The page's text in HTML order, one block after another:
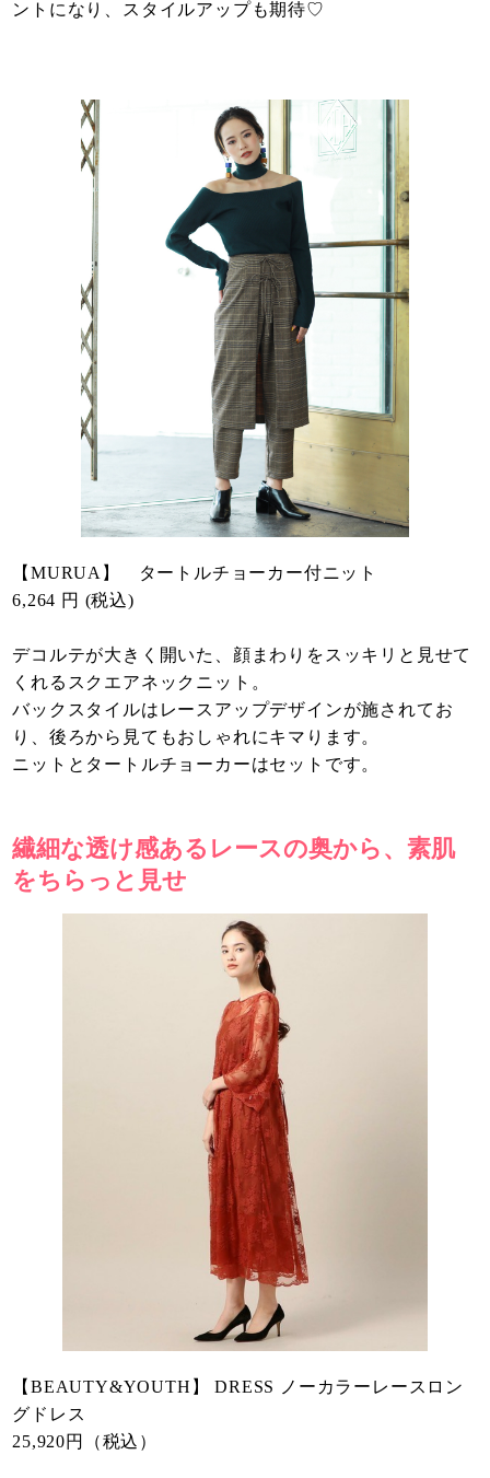
ントになり、スタイルアップも期待♡
【MURUA】 タートルチョーカー付ニット
6,264 円 (税込)
デコルテが大きく開いた、顔まわりをスッキリと見せて
くれるスクエアネックニット。
バックスタイルはレースアップデザインが施されてお
り、後ろから見てもおしゃれにキマります。
ニットとタートルチョーカーはセットです。
繊細な透け感あるレースの奥から、素肌
をちらっと見せ
【BEAUTY&YOUTH】 DRESS ノーカラーレースロン
グドレス
25,920円（税込）